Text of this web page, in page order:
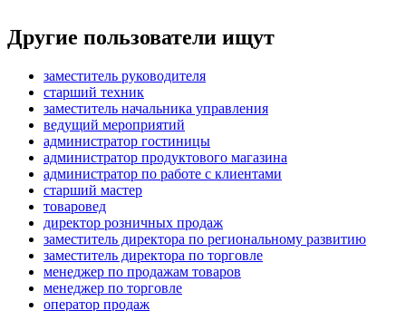
Другие пользователи ищут
заместитель руководителя
старший техник
заместитель начальника управления
ведущий мероприятий
администратор гостиницы
администратор продуктового магазина
администратор по работе с клиентами
старший мастер
товаровед
директор розничных продаж
заместитель директора по региональному развитию
заместитель директора по торговле
менеджер по продажам товаров
менеджер по торговле
оператор продаж